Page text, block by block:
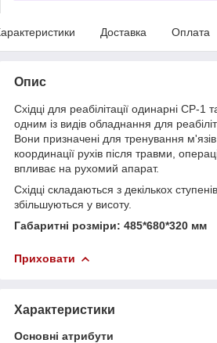
Доставка Оплата
Опис
Східці для реабілітації одинарні СР-1
одним із видів обладнання для
Вони призначені для тренування
координації рухів після травми,
впливає на рухомий апарат.
Східці складаються з декількох
збільшуються у висоту.
Габаритні розміри: 485*680*320 мм
Приховати
Характеристики
Основні атрибути